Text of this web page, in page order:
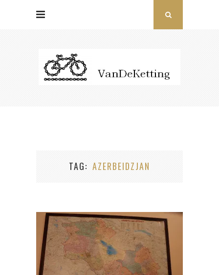
TAG AZERBEIDZJAN